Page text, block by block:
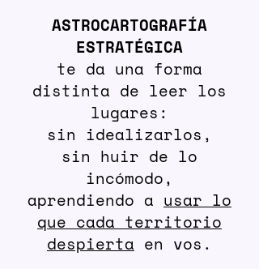
ASTROCARTOGRAFÍA
ESTRATÉGICA
te da una forma
distinta de leer los
lugares:
sin idealizarlos,
sin huir de lo
incómodo,
aprendiendo a usar lo
que cada territorio
despierta en vos.